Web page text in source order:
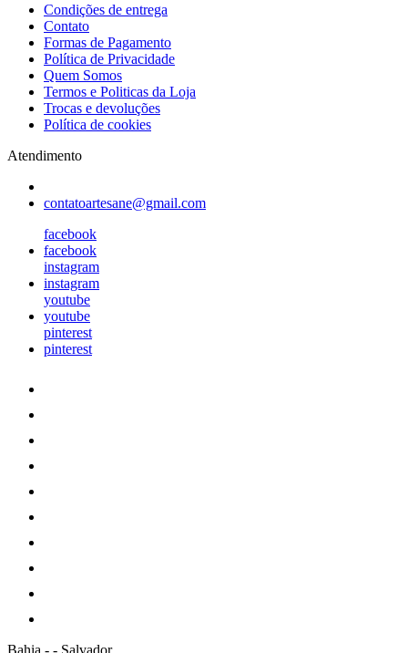
Condições de entrega
Contato
Formas de Pagamento
Política de Privacidade
Quem Somos
Termos e Politicas da Loja
Trocas e devoluções
Política de cookies
Atendimento
contatoartesane@gmail.com
facebook
facebook
instagram
instagram
youtube
youtube
pinterest
pinterest
Bahia - - Salvador